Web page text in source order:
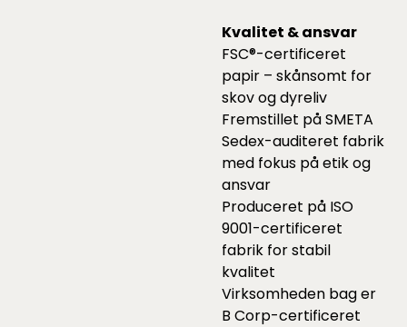
Kvalitet & ansvar
FSC®-certificeret
papir – skånsomt for
skov og dyreliv
Fremstillet på SMETA
Sedex-auditeret fabrik
med fokus på etik og
ansvar
Produceret på ISO
9001-certificeret
fabrik for stabil
kvalitet
Virksomheden bag er
B Corp-certificeret